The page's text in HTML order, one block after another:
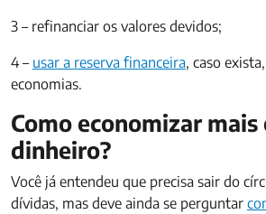
3 – refinanciar os valores devidos;
4 – usar a reserva financeira, caso
economias.
Como economizar mais
dinheiro?
Você já entendeu que precisa sair do
dívidas, mas deve ainda se perguntar